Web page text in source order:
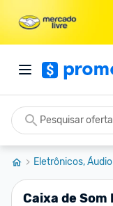
Eletrônicos,
Caixa de